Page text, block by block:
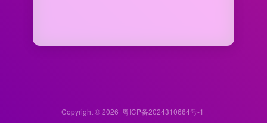
Copyright © 2026 粤ICP备2024310664号-1